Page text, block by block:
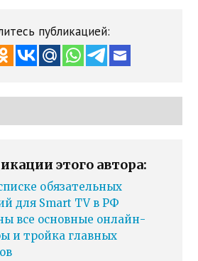
публикацией:
этого автора:
обязательных
для Smart TV в РФ
все основные онлайн-
и тройка главных